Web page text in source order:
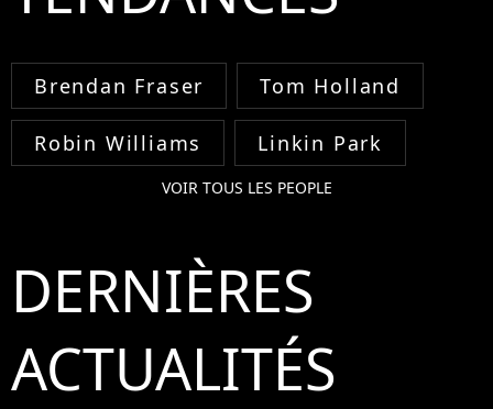
Brendan Fraser Tom Holland
Robin Williams Linkin Park
VOIR TOUS LES PEOPLE
DERNIÈRES
ACTUALITÉS